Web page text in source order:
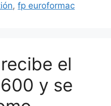
,fp euroformac
el
y se